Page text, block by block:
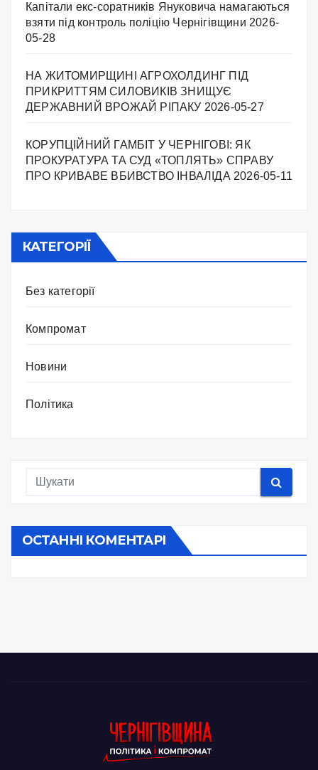
Капітали екс-соратників Януковича намагаються
взяти під контроль поліцію Чернігівщини 2026-
05-28
НА ЖИТОМИРЩИНІ АГРОХОЛДИНГ ПІД
ПРИКРИТТЯМ СИЛОВИКІВ ЗНИЩУЄ
ДЕРЖАВНИЙ ВРОЖАЙ РІПАКУ ​ 2026-05-27
КОРУПЦІЙНИЙ ГАМБІТ У ЧЕРНІГОВІ: ЯК
ПРОКУРАТУРА ТА СУД «ТОПЛЯТЬ» СПРАВУ
ПРО КРИВАВЕ ВБИВСТВО ІНВАЛІДА 2026-05-11
КАТЕГОРІЇ
Без категорії
Компромат
Новини
Політика
ОСТАННІ КОМЕНТАРІ